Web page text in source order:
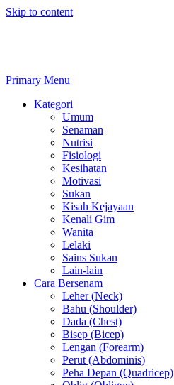
Skip to content
Primary Menu
Kategori
Umum
Senaman
Nutrisi
Fisiologi
Kesihatan
Motivasi
Sukan
Kisah Kejayaan
Kenali Gim
Wanita
Lelaki
Sains Sukan
Lain-lain
Cara Bersenam
Leher (Neck)
Bahu (Shoulder)
Dada (Chest)
Bisep (Bicep)
Lengan (Forearm)
Perut (Abdominis)
Peha Depan (Quadricep)